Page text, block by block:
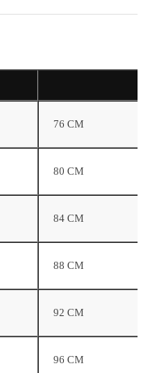
76 CM
80 CM
84 CM
88 CM
92 CM
96 CM